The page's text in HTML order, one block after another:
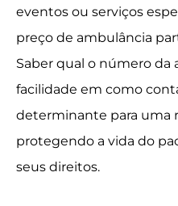
eventos ou serviços
preço de ambulância
Saber qual o número da
facilidade em como
determinante para uma
protegendo a vida do
seus direitos.